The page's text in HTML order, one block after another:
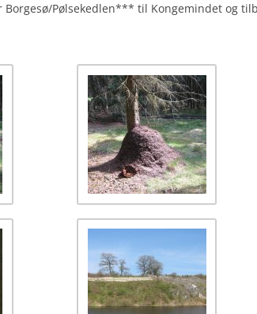
Borgesø/Pølsekedlen*** til Kongemindet og